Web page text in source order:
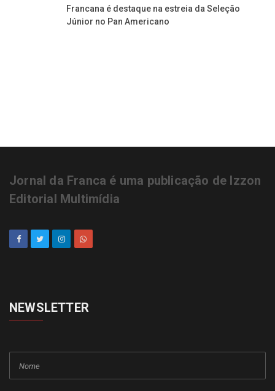
Francana é destaque na estreia da Seleção
Júnior no Pan Americano
Jornal da Franca é uma publicação de Izzon
Editorial Multimídia
NEWSLETTER